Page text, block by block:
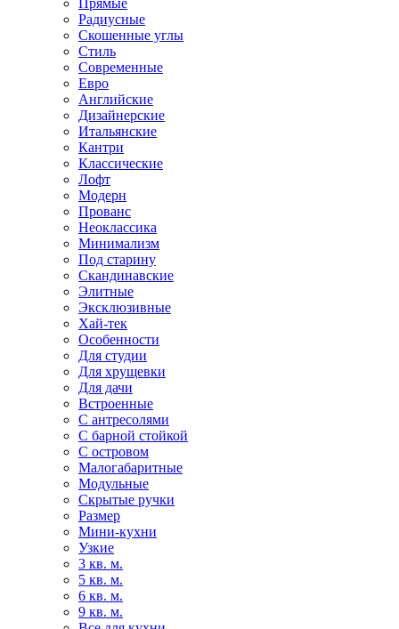
Прямые
Радиусные
Скошенные углы
Стиль
Современные
Евро
Английские
Дизайнерские
Итальянские
Кантри
Классические
Лофт
Модерн
Прованс
Неоклассика
Минимализм
Под старину
Скандинавские
Элитные
Эксклюзивные
Хай-тек
Особенности
Для студии
Для хрущевки
Для дачи
Встроенные
С антресолями
С барной стойкой
С островом
Малогабаритные
Модульные
Скрытые ручки
Размер
Мини-кухни
Узкие
3 кв. м.
5 кв. м.
6 кв. м.
9 кв. м.